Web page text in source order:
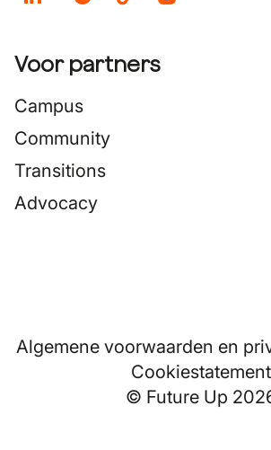
Voor partners
Campus
Community
Transitions
Advocacy
Algemene voorwaarden en
Cookiestatement
© Future Up